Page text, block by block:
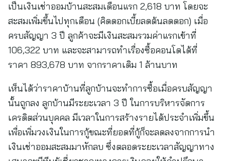
เป็นเงินเช่าออมบ้านสะสมเดือนแรก 2,618 บาท โดยจะ
สะสมเพิ่มขึ้นไปทุกเดือน (คิดดอกเบี้ยลดต้นลดดอก) เมื่อ
ครบสัญญา 3 ปี ลูกค้าจะมีเงินสะสมรวมค่าแรกเข้าที่
106,322 บาท และจะสามารถทำเรื่องซื้อคอนโดได้ที่
ราคา 893,678 บาท จากราคาเดิม 1 ล้านบาท
เห็นได้ว่าราคาบ้านที่ลูกบ้านจะทำการซื้อเมื่อครบสัญญา
นั้นถูกลง ลูกบ้านมีระยะเวลา 3 ปี ในการบริหารจัดการ
เครดิตส่วนบุคคล มีเวลาในการสร้างรายได้ประจำเพิ่มขึ้น
เพื่อเพิ่มวงเงินในการกู้ขณะที่ยอดที่กู้ก็จะลดลงจากการนำ
เงินเช่าออมสะสมมาหักลบ ซึ่งตลอดระยะเวลาสัญญาทาง